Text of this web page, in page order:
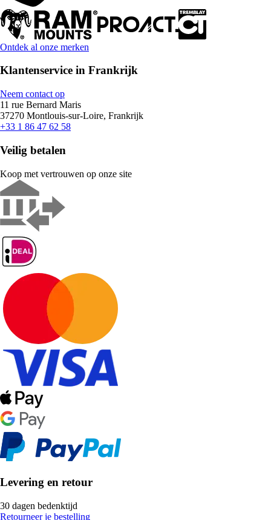
Ontdek al onze merken
Klantenservice in Frankrijk
Neem contact op
11 rue Bernard Maris
37270 Montlouis-sur-Loire, Frankrijk
+33 1 86 47 62 58
Veilig betalen
Koop met vertrouwen op onze site
Levering en retour
30 dagen bedenktijd
Retourneer je bestelling